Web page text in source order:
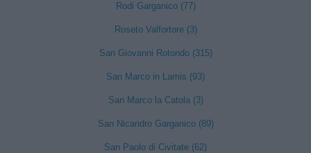
Rodi Garganico (77)
Roseto Valfortore (3)
San Giovanni Rotondo (315)
San Marco in Lamis (93)
San Marco la Catola (3)
San Nicandro Garganico (89)
San Paolo di Civitate (62)